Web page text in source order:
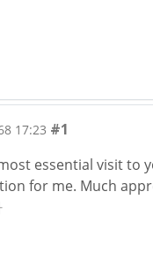
17:23 #1
essential visit to
for me. Much